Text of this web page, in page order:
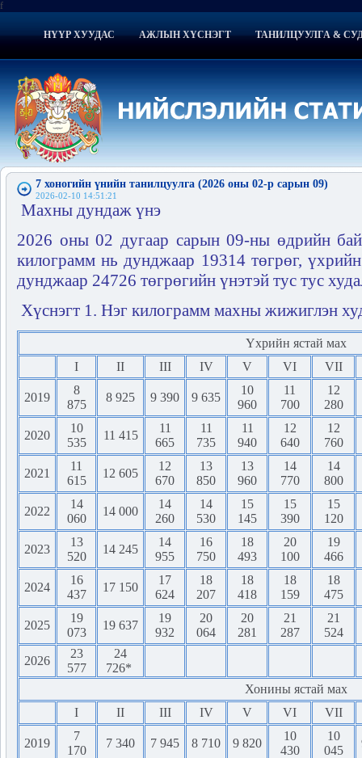
f
НҮҮР ХУУДАС АЖЛЫН ХҮСНЭГТ ТАНИЛЦУУЛГА &
7 хоногийн үнийн танилцуулга (2026 оны 02-р сарын 09)
2026-02-10 14:51:21
Махны дундаж үнэ
2026 оны 02 дугаар сарын 09-ны өдрийн
килограмм нь дунджаар 19314 төгрөг,
дунджаар 24726 төгрөгийн үнэтэй тус тус
Хүснэгт 1. Нэг килограмм махны жижиглэн
Үхрийн ястай мах
I
II III IV V VI VII
2019
8
875
8 925 9 390 9 635
10
960
11
700
12
280
2020
10
535
11 415
11
665
11
735
11
940
12
640
12
760
2021
11
615
12 605
12
670
13
850
13
960
14
770
14
800
2022
14
060
14 000
14
260
14
530
15
145
15
390
15
120
2023
13
520
14 245
14
955
16
750
18
493
20
100
19
466
2024
16
437
17 150
17
624
18
207
18
418
18
159
18
475
2025
19
073
19 637
19
932
20
064
20
281
21
287
21
524
2026
23
577
24
726*
Хонины ястай мах
I
II III IV V VI VII
2019
7
170
7 340 7 945 8 710 9 820
10
430
10
045